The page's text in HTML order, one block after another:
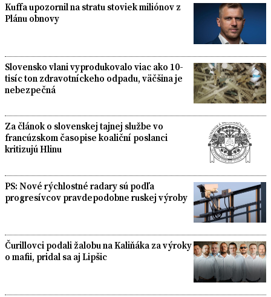
Kuffa upozornil na stratu stoviek miliónov z
Plánu obnovy
Slovensko vlani vyprodukovalo viac ako 10-
tisíc ton zdravotníckeho odpadu, väčšina je
nebezpečná
Za článok o slovenskej tajnej službe vo
francúzskom časopise koaliční poslanci
kritizujú Hlinu
PS: Nové rýchlostné radary sú podľa
progresívcov pravdepodobne ruskej výroby
Čurillovci podali žalobu na Kaliňáka za výroky
o mafii, pridal sa aj Lipšic